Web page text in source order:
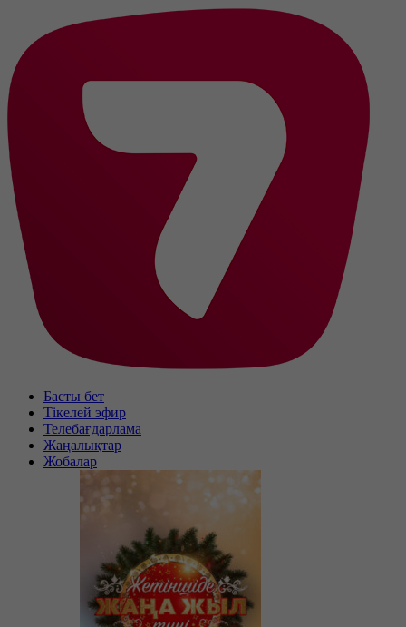
Басты бет
Тікелей эфир
Телебағдарлама
Жаңалықтар
Жобалар